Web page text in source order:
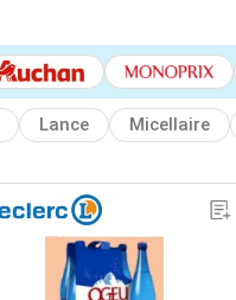
Lance Micellaire